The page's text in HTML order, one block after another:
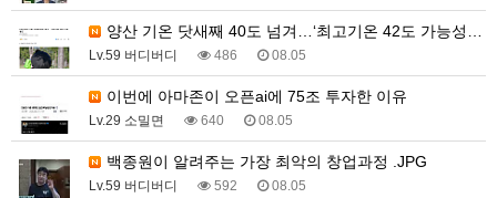
양산 기온 닷새째 40도 넘겨…‘최고기온 42도 가능성…
Lv.59 버디버디 486 08.05
이번에 아마존이 오픈ai에 75조 투자한 이유
Lv.29 소밀면 640 08.05
백종원이 알려주는 가장 최악의 창업과정 .JPG
Lv.59 버디버디 592 08.05